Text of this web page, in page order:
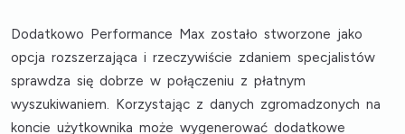
Dodatkowo Performance Max zostało stworzone jako
opcja rozszerzająca i rzeczywiście zdaniem specjalistów
sprawdza się dobrze w połączeniu z płatnym
wyszukiwaniem. Korzystając z danych zgromadzonych na
koncie użytkownika może wygenerować dodatkowe